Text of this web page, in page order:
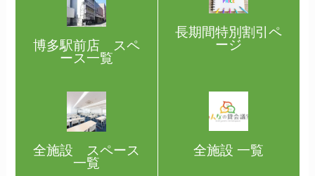
博多駅前店 スペ
ース一覧
長期間特別割引ペ
ージ
全施設 スペース
一覧
全施設 一覧